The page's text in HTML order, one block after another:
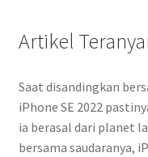
Artikel
Saat disandingkan
iPhone SE 2022
ia berasal dari planet
bersama saudaranya,